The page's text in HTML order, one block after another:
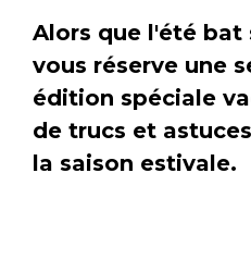
Alors que l'été bat
vous réserve une
édition spéciale
de trucs et
la saison estivale.